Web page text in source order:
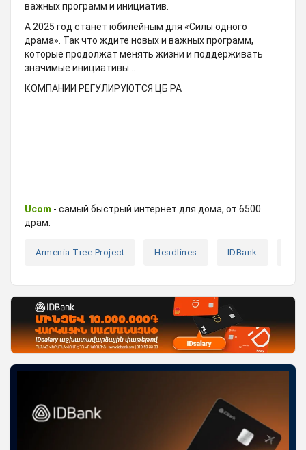
важных программ и инициатив.
А 2025 год станет юбилейным для «Силы одного
драма». Так что ждите новых и важных программ,
которые продолжат менять жизни и поддерживать
значимые инициативы…
КОМПАНИИ РЕГУЛИРУЮТСЯ ЦБ РА
Ucom - самый быстрый интернет для дома, от 6500
драм.
Armenia Tree Project Headlines IDBank